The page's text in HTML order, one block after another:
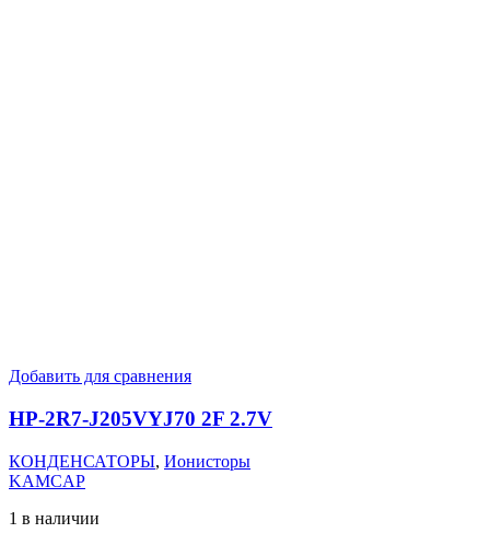
Добавить для сравнения
HP-2R7-J205VYJ70 2F 2.7V
КОНДЕНСАТОРЫ, Ионисторы
KAMCAP
1 в наличии